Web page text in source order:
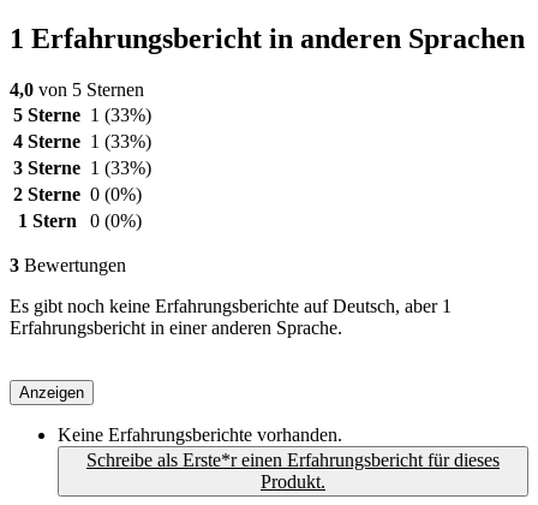
1 Erfahrungsbericht in anderen Sprachen
4,0 von 5 Sternen
5 Sterne 1 (33%)
4 Sterne 1 (33%)
3 Sterne 1 (33%)
2 Sterne 0 (0%)
1 Stern
0 (0%)
3 Bewertungen
Es gibt noch keine Erfahrungsberichte auf Deutsch, aber 1
Erfahrungsbericht in einer anderen Sprache.
Anzeigen
Keine Erfahrungsberichte vorhanden.
Schreibe als Erste*r einen Erfahrungsbericht für dieses
Produkt.